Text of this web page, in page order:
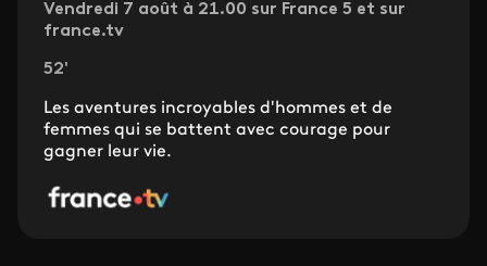
Vendredi 7 août à 21.00 sur France 5 et sur
france.tv
52'
Les aventures incroyables d'hommes et de
femmes qui se battent avec courage pour
gagner leur vie.